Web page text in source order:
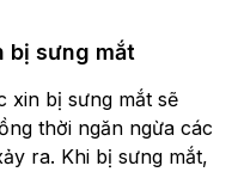
bị sưng mắt
xin bị sưng mắt sẽ
thời ngăn ngừa các
ra. Khi bị sưng mắt,